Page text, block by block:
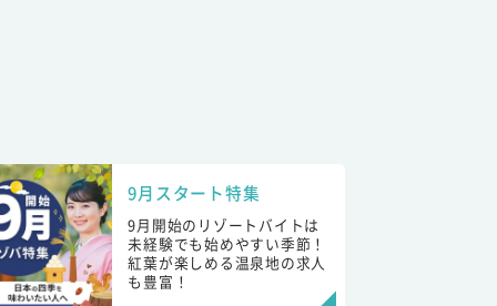
9月スタート特集
9月開始のリゾートバイトは
未経験でも始めやすい季節！
紅葉が楽しめる温泉地の求人
も豊富！